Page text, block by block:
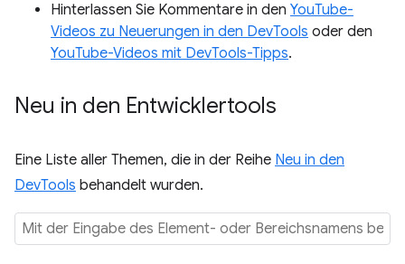
Hinterlassen Sie Kommentare in den YouTube-
Videos zu Neuerungen in den DevTools oder den
YouTube-Videos mit DevTools-Tipps.
Neu in den Entwicklertools
Eine Liste aller Themen, die in der Reihe Neu in den
DevTools behandelt wurden.